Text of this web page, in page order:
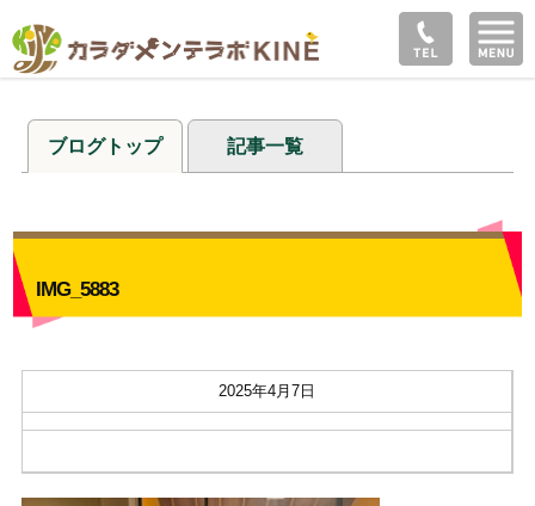
ブログトップ 記事一覧
IMG_5883
2025年4月7日